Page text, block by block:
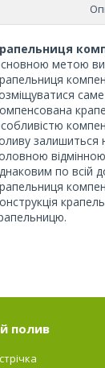
метою
залишиться
по всій
полив